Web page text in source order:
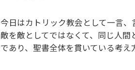
今日はカトリック教会として一言、
敵を敵としてではなくて、同じ人
であり、聖書全体を貫いている考え